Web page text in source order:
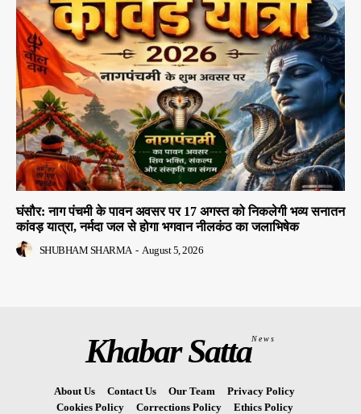
घंसौर: नाग पंचमी के पावन अवसर पर 17 अगस्त को निकलेगी भव्य सनातन
कांवड़ यात्रा, नर्मदा जल से होगा भगवान नीलकंठ का जलाभिषेक
SHUBHAM SHARMA - August 5, 2026
Khabar SattaNews
About Us Contact Us Our Team
Privacy Policy
Cookies Policy
Corrections Policy
Ethics Policy